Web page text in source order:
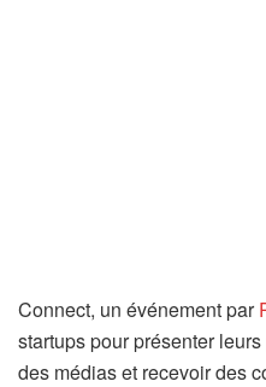
Connect, un événement par
startups pour présenter
des médias et recevoir des